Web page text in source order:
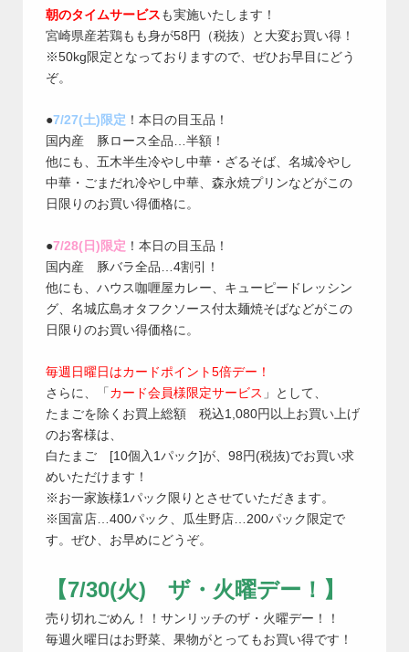
朝のタイムサービスも実施いたします！
宮崎県産若鶏もも身が58円（税抜）と大変お買い得！
※50kg限定となっておりますので、ぜひお早目にどう
ぞ。
●7/27(土)限定 ！本日の目玉品！
国内産 豚ロース全品…半額！
他にも、五木半生冷やし中華・ざるそば、名城冷やし
中華・ごまだれ冷やし中華、森永焼プリンなどがこの
日限りのお買い得価格に。
●7/28(日)限定 ！本日の目玉品！
国内産 豚バラ全品…4割引！
他にも、ハウス咖喱屋カレー、キューピードレッシン
グ、名城広島オタフクソース付太麺焼そばなどがこの
日限りのお買い得価格に。
毎週日曜日はカードポイント5倍デー！
さらに、「カード会員様限定サービス 」として、
たまごを除くお買上総額 税込1,080円以上お買い上げ
のお客様は、
白たまご [10個入1パック]が、98円(税抜)でお買い求
めいただけます！
※お一家族様1パック限りとさせていただきます。
※国富店…400パック、瓜生野店…200パック限定で
す。ぜひ、お早めにどうぞ。
【7/30(火) ザ・火曜デー！】
売り切れごめん！！サンリッチのザ・火曜デー！！
毎週火曜日はお野菜、果物がとってもお買い得です！